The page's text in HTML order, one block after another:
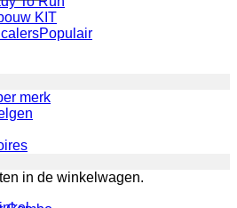
in de winkelwagen.
KIT
merk